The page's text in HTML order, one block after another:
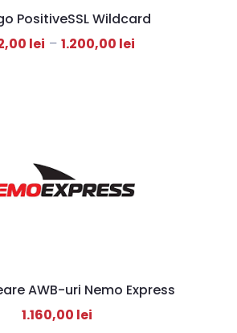
PositiveSSL Wildcard
lei – 1.200,00 lei
AWB-uri Nemo Express
1.160,00 lei